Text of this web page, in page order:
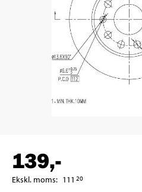
139,-
Ekskl. moms: 111 20